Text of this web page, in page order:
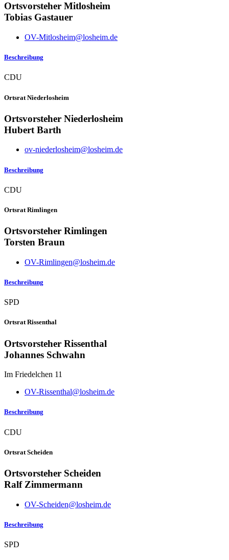
Ortsvorsteher Mitlosheim
Tobias Gastauer
OV-Mitlosheim@losheim.de
Beschreibung
CDU
Ortsrat Niederlosheim
Ortsvorsteher Niederlosheim
Hubert Barth
ov-niederlosheim@losheim.de
Beschreibung
CDU
Ortsrat Rimlingen
Ortsvorsteher Rimlingen
Torsten Braun
OV-Rimlingen@losheim.de
Beschreibung
SPD
Ortsrat Rissenthal
Ortsvorsteher Rissenthal
Johannes Schwahn
Im Friedelchen 11
OV-Rissenthal@losheim.de
Beschreibung
CDU
Ortsrat Scheiden
Ortsvorsteher Scheiden
Ralf Zimmermann
OV-Scheiden@losheim.de
Beschreibung
SPD